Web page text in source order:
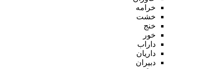
خرامه
خشت
خنج
خور
داراب
داریان
دبیران